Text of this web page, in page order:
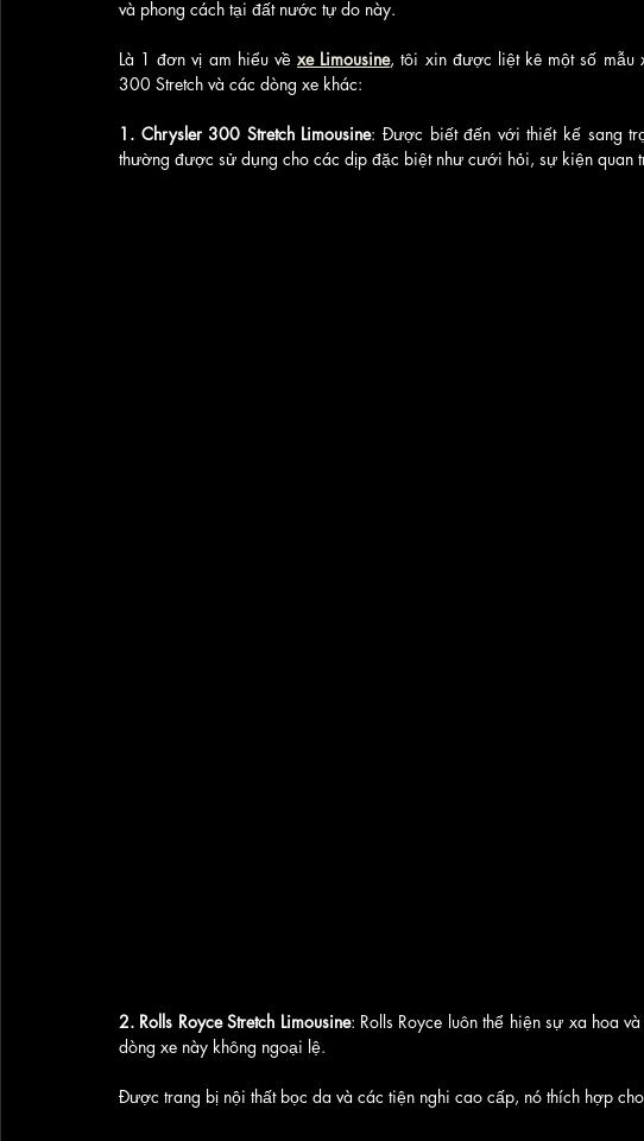
và phong cách tại đất nước tự do này.
Là 1 đơn vị am hiểu về xe Limousine, tôi xin được liệt kê một số mẫu
300 Stretch và các dòng xe khác:
1. Chrysler 300 Stretch Limousine: Được biết đến với thiết kế sang
thường được sử dụng cho các dịp đặc biệt như cưới hỏi, sự kiện quan
2. Rolls Royce Stretch Limousine: Rolls Royce luôn thể hiện sự xa hoa
dòng xe này không ngoại lệ.
Được trang bị nội thất bọc da và các tiện nghi cao cấp, nó thích hợp